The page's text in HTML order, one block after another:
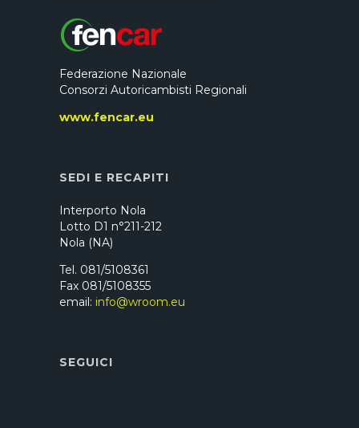
Federazione Nazionale
Consorzi Autoricambisti Regionali
www.fencar.eu
SEDI E RECAPITI
Interporto Nola
Lotto D1 n°211-212
Nola (NA)
Tel. 081/5108361
Fax 081/5108355
email: info@wroom.eu
SEGUICI